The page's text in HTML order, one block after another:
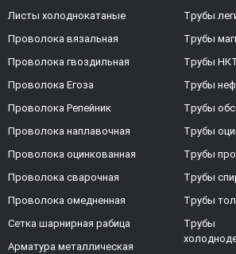
Листы холоднокатаные
Проволока вязальная
Проволока гвоздильная
Проволока Егоза
Проволока Репейник
Проволока наплавочная
Проволока оцинкованная
Проволока сварочная
Проволока омедненная
Сетка шарнирная рабица
Арматура металлическая
Трубы
Трубы
Трубы
Трубы
Трубы
Трубы
Трубы
Трубы
Трубы
Трубы